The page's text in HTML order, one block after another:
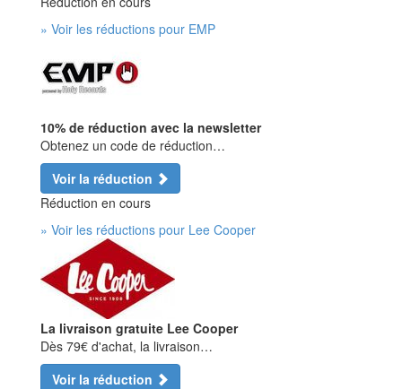
» Voir les réductions pour EMP
10% de réduction avec la newsletter
Obtenez un code de réduction…
Voir la réduction
Réduction en cours
» Voir les réductions pour Lee Cooper
La livraison gratuite Lee Cooper
Dès 79€ d'achat, la livraison…
Voir la réduction